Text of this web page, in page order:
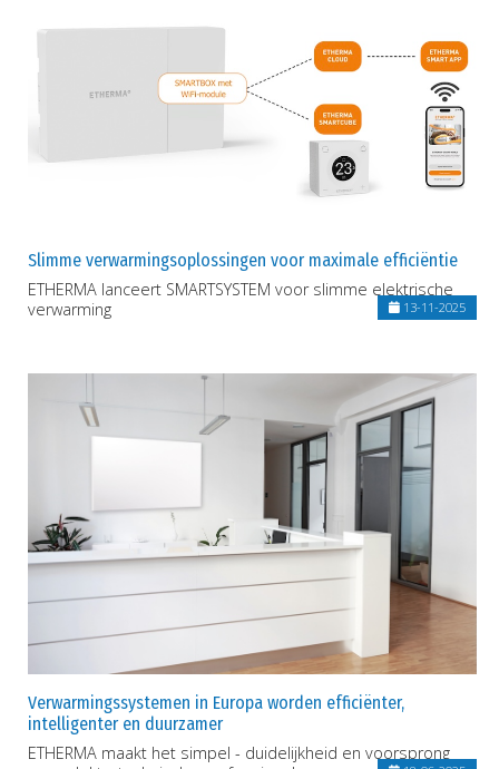
Slimme verwarmingsoplossingen voor maximale efficiëntie
ETHERMA lanceert SMARTSYSTEM voor slimme elektrische
verwarming
13-11-2025
Verwarmingssystemen in Europa worden efficiënter,
intelligenter en duurzamer
ETHERMA maakt het simpel - duidelijkheid en voorsprong